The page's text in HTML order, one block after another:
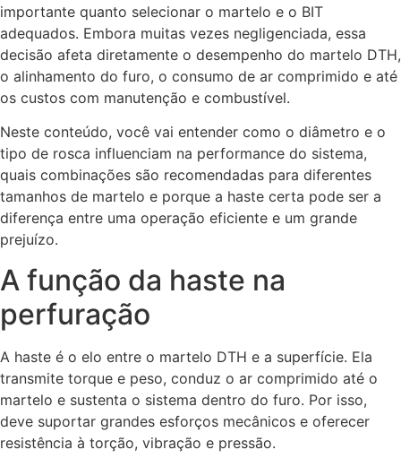
importante quanto selecionar o martelo e o BIT
adequados. Embora muitas vezes negligenciada, essa
decisão afeta diretamente o desempenho do martelo DTH,
o alinhamento do furo, o consumo de ar comprimido e até
os custos com manutenção e combustível.
Neste conteúdo, você vai entender como o diâmetro e o
tipo de rosca influenciam na performance do sistema,
quais combinações são recomendadas para diferentes
tamanhos de martelo e porque a haste certa pode ser a
diferença entre uma operação eficiente e um grande
prejuízo.
A função da haste na
perfuração
A haste é o elo entre o martelo DTH e a superfície. Ela
transmite torque e peso, conduz o ar comprimido até o
martelo e sustenta o sistema dentro do furo. Por isso,
deve suportar grandes esforços mecânicos e oferecer
resistência à torção, vibração e pressão.